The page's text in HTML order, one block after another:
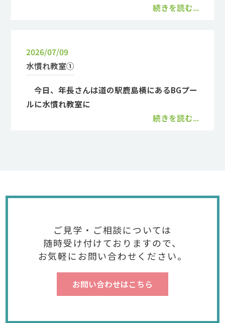
続きを読む...
2026/07/09
水慣れ教室①
今日、年長さんは道の駅鹿島横にあるBGプー
ルに水慣れ教室に
続きを読む...
ご見学・ご相談については
随時受け付けておりますので、
お気軽にお問い合わせください。
お問い合わせはこちら